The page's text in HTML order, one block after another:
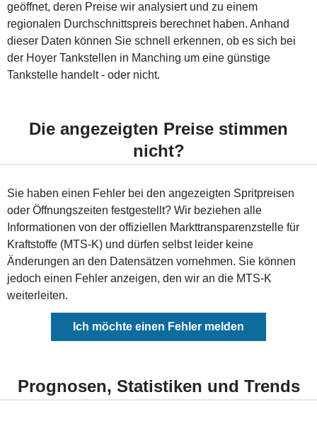
geöffnet, deren Preise wir analysiert und zu einem
regionalen Durchschnittspreis berechnet haben. Anhand
dieser Daten können Sie schnell erkennen, ob es sich bei
der Hoyer Tankstellen in Manching um eine günstige
Tankstelle handelt - oder nicht.
Die angezeigten Preise stimmen
nicht?
Sie haben einen Fehler bei den angezeigten Spritpreisen
oder Öffnungszeiten festgestellt? Wir beziehen alle
Informationen von der offiziellen Markttransparenzstelle für
Kraftstoffe (MTS-K) und dürfen selbst leider keine
Änderungen an den Datensätzen vornehmen. Sie können
jedoch einen Fehler anzeigen, den wir an die MTS-K
weiterleiten.
Ich möchte einen Fehler melden
Prognosen, Statistiken und Trends